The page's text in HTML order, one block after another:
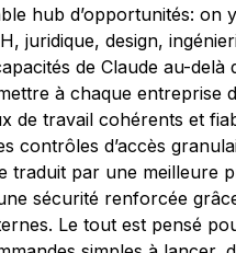
hub d’opportunités: on
juridique, design,
de Claude au-delà
à chaque entreprise
de travail cohérents et
contrôles d’accès
traduit par une meilleure
sécurité renforcée
Le tout est pensé